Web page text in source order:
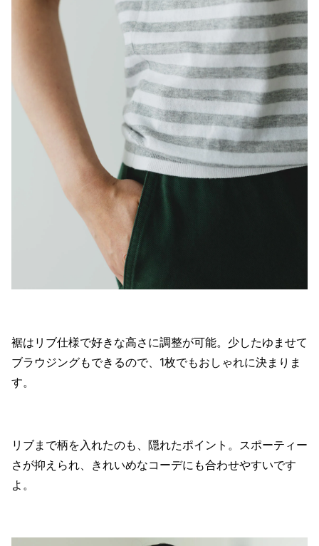
裾はリブ仕様で好きな高さに調整が可能。少したゆませて
ブラウジングもできるので、1枚でもおしゃれに決まりま
す。
リブまで柄を入れたのも、隠れたポイント。スポーティー
さが抑えられ、きれいめなコーデにも合わせやすいです
よ。